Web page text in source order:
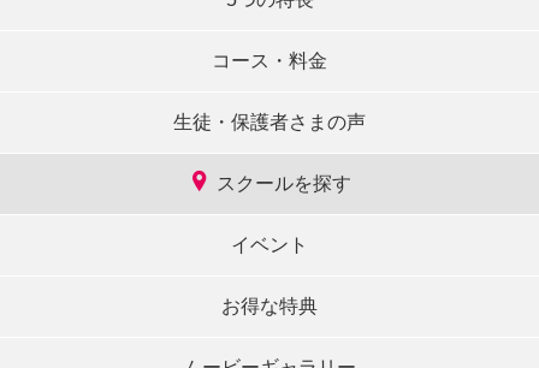
コース・料金
生徒・保護者さまの声
スクールを探す
イベント
お得な特典